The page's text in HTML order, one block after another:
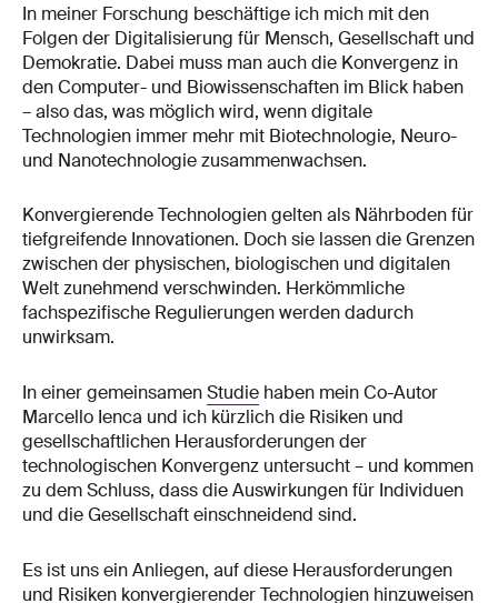
In meiner Forschung beschäftige ich mich mit den
Folgen der Digitalisierung für Mensch, Gesellschaft und
Demokratie. Dabei muss man auch die Konvergenz in
den Computer- und Biowissenschaften im Blick haben
– also das, was möglich wird, wenn digitale
Technologien immer mehr mit Biotechnologie, Neuro-
und Nanotechnologie zusammenwachsen.
Konvergierende Technologien gelten als Nährboden für
tiefgreifende Innovationen. Doch sie lassen die Grenzen
zwischen der physischen, biologischen und digitalen
Welt zunehmend verschwinden. Herkömmliche
fachspezifische Regulierungen werden dadurch
unwirksam.
In einer gemeinsamenStudie haben mein Co-Autor
Marcello Ienca und ich kürzlich die Risiken und
gesellschaftlichen Herausforderungen der
technologischen Konvergenz untersucht – und kommen
zu dem Schluss, dass die Auswirkungen für Individuen
und die Gesellschaft einschneidend sind.
Es ist uns ein Anliegen, auf diese Herausforderungen
und Risiken konvergierender Technologien hinzuweisen